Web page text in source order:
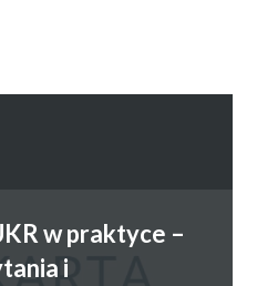
w praktyce –
i